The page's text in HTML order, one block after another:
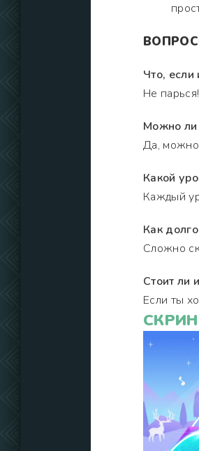
Что, если
Не
Можно ли
Да,
Какой
Каждый
Как
Сложно
Стоит ли
Если ты